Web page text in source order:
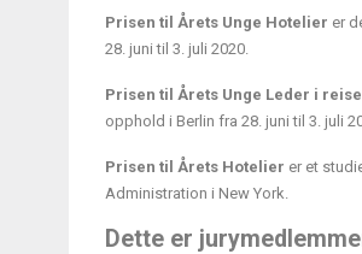
Prisen til Årets Unge Hotelier er
28. juni til 3. juli 2020.
Prisen til Årets Unge Leder i
opphold i Berlin fra 28. juni til 3. juli
Prisen til Årets Hotelier er et
Administration i New York.
Dette er